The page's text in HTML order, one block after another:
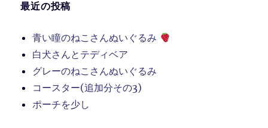
最近の投稿
青い瞳のねこさんぬいぐるみ
白犬さんとテディベア
グレーのねこさんぬいぐるみ
コースター(追加分その3)
ポーチを少し